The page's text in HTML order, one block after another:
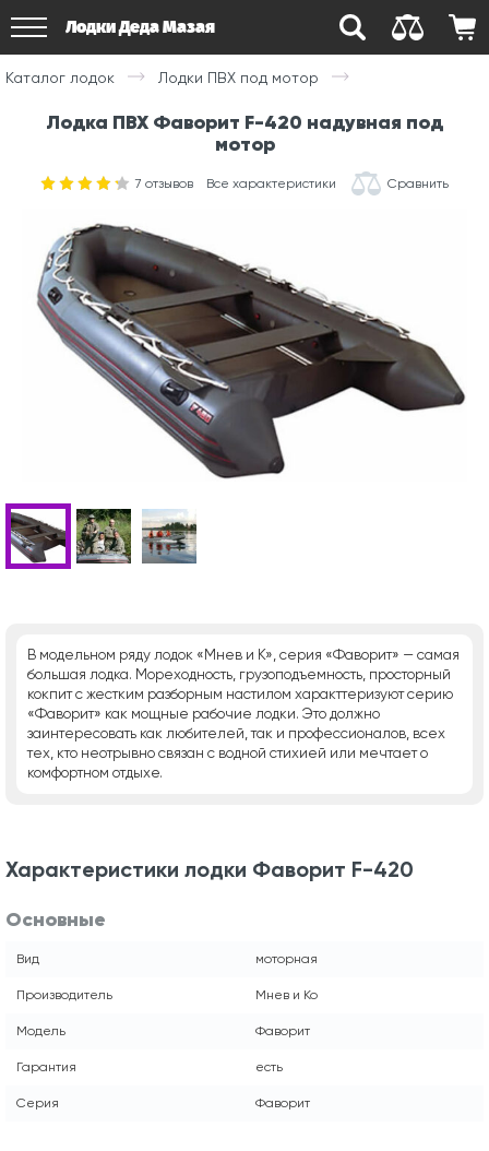
Лодки Деда Мазая
Каталог лодок Лодки ПВХ под мотор
Лодка ПВХ Фаворит F-420 надувная под
мотор
7 отзывов Все характеристики Сравнить
В модельном ряду лодок «Мнев и К», серия «Фаворит» — самая
большая лодка. Мореходность, грузоподъемность, просторный
кокпит с жестким разборным настилом характтеризуют серию
«Фаворит» как мощные рабочие лодки. Это должно
заинтересовать как любителей, так и профессионалов, всех
тех, кто неотрывно связан с водной стихией или мечтает о
комфортном отдыхе.
Характеристики лодки Фаворит F-420
Основные
Вид моторная
Производитель Мнев и Ко
Модель Фаворит
Гарантия есть
Серия Фаворит